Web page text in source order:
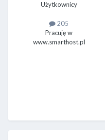
Użytkownicy
205
Pracuję w
www.smarthost.pl